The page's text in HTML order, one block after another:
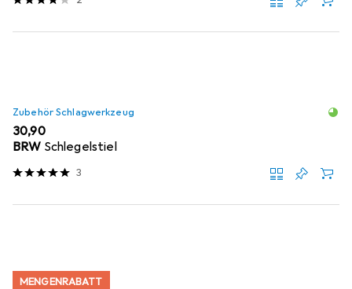
Zubehör Schlagwerkzeug
EUR
30,90
BRW Schlegelstiel
3
MENGENRABATT